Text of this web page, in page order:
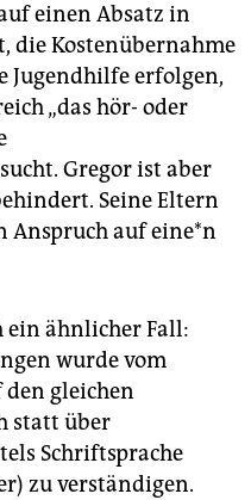
einen Absatz in
die Kostenübernahme
Jugendhilfe erfolgen,
„das hör- oder
Gregor ist aber
Seine Eltern
Anspruch auf eine*n
ein ähnlicher Fall:
wurde vom
gleichen
statt über
Schriftsprache
zu verständigen.